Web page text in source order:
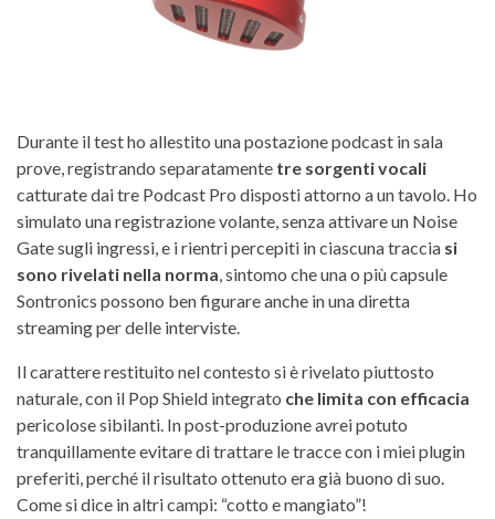
Durante il test ho allestito una postazione podcast in sala
prove, registrando separatamente tre sorgenti vocali
catturate dai tre Podcast Pro disposti attorno a un tavolo. Ho
simulato una registrazione volante, senza attivare un Noise
Gate sugli ingressi, e i rientri percepiti in ciascuna traccia si
sono rivelati nella norma, sintomo che una o più capsule
Sontronics possono ben figurare anche in una diretta
streaming per delle interviste.
Il carattere restituito nel contesto si è rivelato piuttosto
naturale, con il Pop Shield integrato che limita con efficacia
pericolose sibilanti. In post-produzione avrei potuto
tranquillamente evitare di trattare le tracce con i miei plugin
preferiti, perché il risultato ottenuto era già buono di suo.
Come si dice in altri campi: “cotto e mangiato”!